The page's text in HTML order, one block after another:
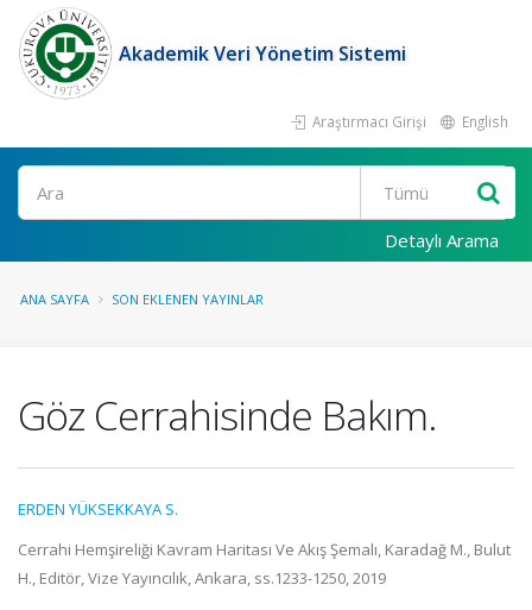
Akademik Veri Yönetim Sistemi
Araştırmacı Girişi English
Ara
Detaylı Arama
ANA SAYFA SON EKLENEN YAYINLAR
Göz Cerrahisinde Bakım.
ERDEN YÜKSEKKAYA S.
Cerrahi Hemşireliği Kavram Haritası Ve Akış Şemalı, Karadağ M., Bulut
H., Editör, Vize Yayıncılık, Ankara, ss.1233-1250, 2019